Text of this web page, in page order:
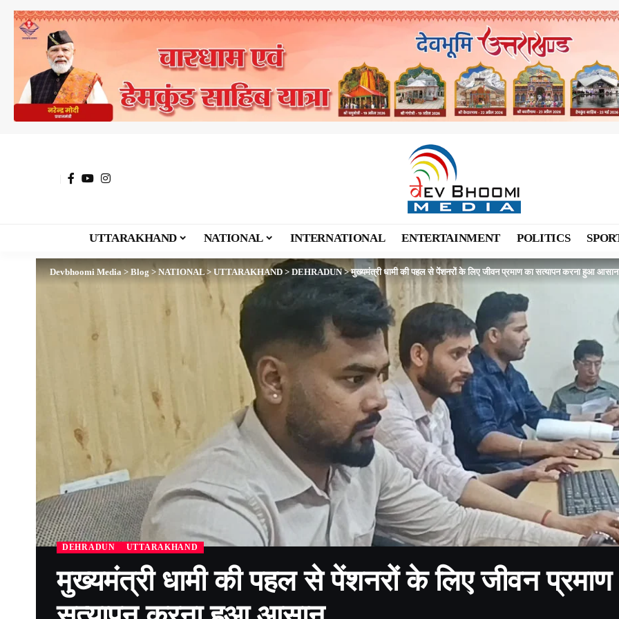
UTTARAKHAND NATIONAL INTERNATIONAL ENTERTAINMENT POLITICS
Devbhoomi Media >Blog > NATIONAL >UTTARAKHAND > DEHRADUN>मुख्यमंत्री धामी की पहल से पेंशनरों के लिए जीवन प्रमाण का सत्यापन करना हुआ आसान
DEHRADUN UTTARAKHAND
मुख्यमंत्री धामी की पहल से पेंशनरों के लिए जीवन प्रमाण